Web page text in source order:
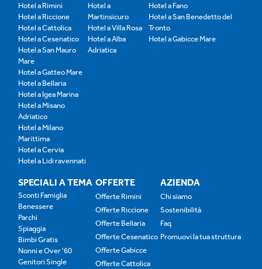
Hotel a Rimini
Hotel a Riccione
Hotel a Cattolica
Hotel a Cesenatico
Hotel a San Mauro
Mare
Hotel a Gatteo Mare
Hotel a Bellaria
Hotel a Igea Marina
Hotel a Misano
Adriatico
Hotel a Milano
Marittima
Hotel a Cervia
Hotel a Lidi ravennati
Hotel a
Martinsicuro
Hotel a Villa Rosa
Hotel a Alba
Adriatica
Hotel a Fano
Hotel a San Benedetto del
Tronto
Hotel a Gabicce Mare
SPECIALI A TEMA
Sconti Famiglia
Benessere
Parchi
Spiaggia
Bimbi Gratis
Nonni e Over '60
Genitori Single
OFFERTE
Offerte Rimini
Offerte Riccione
Offerte Bellaria
Offerte Cesenatico
Offerte Gabicce
Offerte Cattolica
AZIENDA
Chi siamo
Sostenibilità
Faq
Promuovi la tua struttura